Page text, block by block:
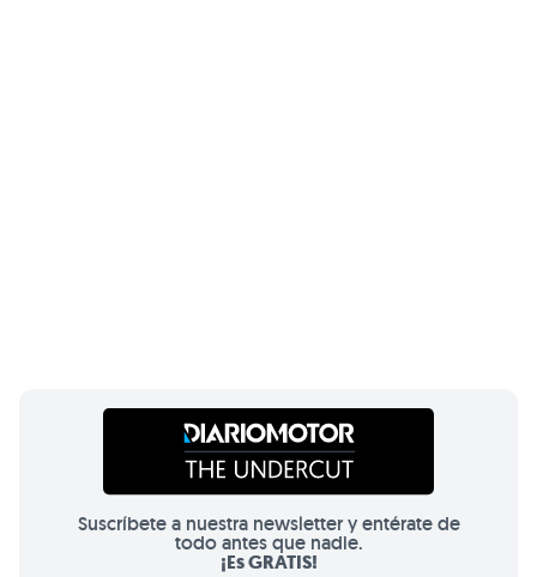
Suscríbete a nuestra newsletter y entérate de
todo antes que nadie.
¡Es GRATIS!